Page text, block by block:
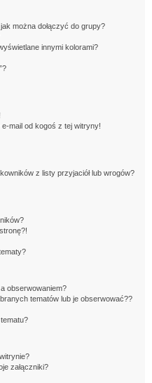
można dołączyć do grupy?
innymi kolorami?
e-mail od kogoś z tej witryny!
z listy przyjaciół lub wrogów?
obserwowaniem?
tematów lub je obserwować??
załączniki?